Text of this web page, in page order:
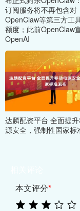
订阅服务将不再包含对
OpenClaw等第三方工
额度；此前OpenClaw
OpenAI
达麟配资平台 全面提
源安全，强制性国家标
本文评分*